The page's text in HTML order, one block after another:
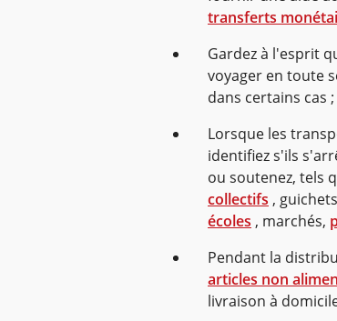
transferts
Gardez à l'esprit
voyager en toute
dans certains cas ;
Lorsque les
identifiez s'ils
ou soutenez, tels
collectifs ,
écoles , marchés,
Pendant la
articles non
livraison à